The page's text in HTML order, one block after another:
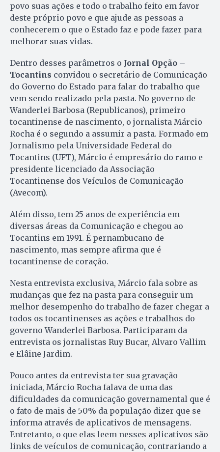
povo suas ações e todo o trabalho feito em favor
deste próprio povo e que ajude as pessoas a
conhecerem o que o Estado faz e pode fazer para
melhorar suas vidas.
Dentro desses parâmetros o Jornal Opção –
Tocantins convidou o secretário de Comunicação
do Governo do Estado para falar do trabalho que
vem sendo realizado pela pasta. No governo de
Wanderlei Barbosa (Republicanos), primeiro
tocantinense de nascimento, o jornalista Márcio
Rocha é o segundo a assumir a pasta. Formado em
Jornalismo pela Universidade Federal do
Tocantins (UFT), Márcio é empresário do ramo e
presidente licenciado da Associação
Tocantinense dos Veículos de Comunicação
(Avecom).
Além disso, tem 25 anos de experiência em
diversas áreas da Comunicação e chegou ao
Tocantins em 1991. É pernambucano de
nascimento, mas sempre afirma que é
tocantinense de coração.
Nesta entrevista exclusiva, Márcio fala sobre as
mudanças que fez na pasta para conseguir um
melhor desempenho do trabalho de fazer chegar a
todos os tocantinenses as ações e trabalhos do
governo Wanderlei Barbosa. Participaram da
entrevista os jornalistas Ruy Bucar, Alvaro Vallim
e Elâine Jardim.
Pouco antes da entrevista ter sua gravação
iniciada, Márcio Rocha falava de uma das
dificuldades da comunicação governamental que é
o fato de mais de 50% da população dizer que se
informa através de aplicativos de mensagens.
Entretanto, o que elas leem nesses aplicativos são
links de veículos de comunicação, contrariando a